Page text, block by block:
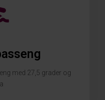
med 27,5 grader og